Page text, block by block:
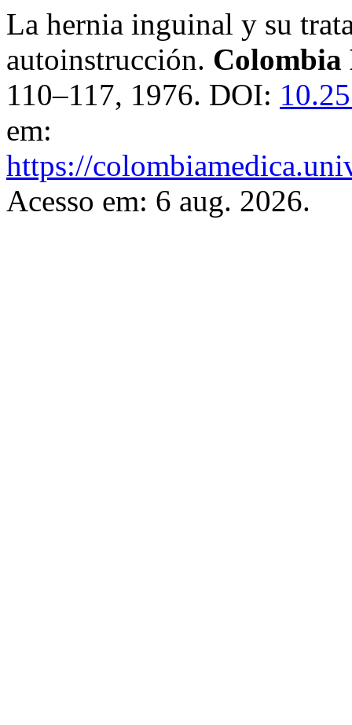
La hernia inguinal y su
autoinstrucción. Colombia
110–117, 1976. DOI:
em:
https://
Acesso em: 6 aug. 2026.